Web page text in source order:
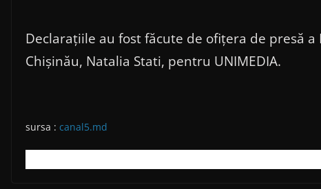
Declarațiile au fost făcute de ofițera de presă
Chișinău, Natalia Stati, pentru UNIMEDIA.
sursa : canal5.md